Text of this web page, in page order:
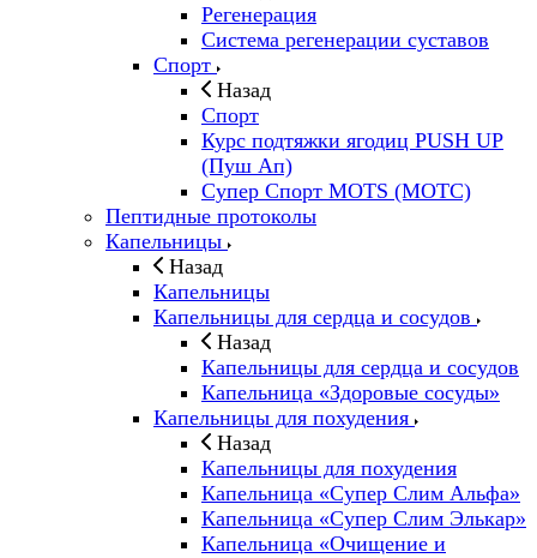
Регенерация
Система регенерации суставов
Спорт
Назад
Спорт
Курс подтяжки ягодиц PUSH UP
(Пуш Ап)
Супер Спорт MOTS (МОТС)
Пептидные протоколы
Капельницы
Назад
Капельницы
Капельницы для сердца и сосудов
Назад
Капельницы для сердца и сосудов
Капельница «Здоровые сосуды»
Капельницы для похудения
Назад
Капельницы для похудения
Капельница «Супер Слим Альфа»
Капельница «Супер Слим Элькар»
Капельница «Очищение и